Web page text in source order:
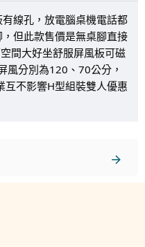
線孔，放電腦桌機電話都
但此款售價是無桌腳直接
間大好坐舒服屏風板可磁
風分別為120、70公分，
不影響H型組裝雙人優惠